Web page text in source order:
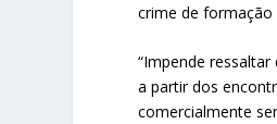
crime de formação
“Impende
a partir dos
comercialmente